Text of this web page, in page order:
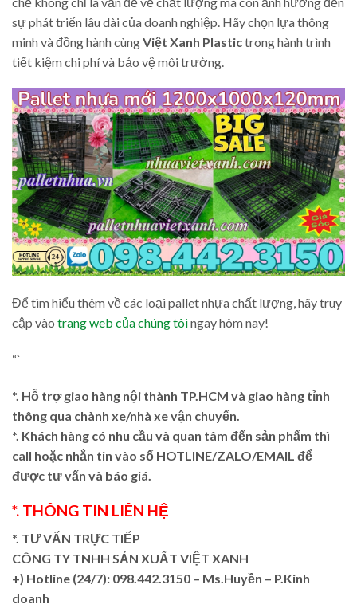
sự phát triển lâu dài của doanh nghiệp. Hãy chọn lựa thông
minh và đồng hành cùngViệt Xanh Plastictrong hành trình
tiết kiệm chi phí và bảo vệ môi trường.
Để tìm hiểu thêm về các loại pallet nhựa chất lượng, hãy truy
cập vào trang web của chúng tôingay hôm nay!
“`
*. Hỗ trợ giao hàng nội thành TP.HCM và giao hàng tỉnh
thông qua chành xe/nhà xe vận chuyển.
*. Khách hàng có nhu cầu và quan tâm đến sản phẩm thì
call hoặc nhắn tin vào số HOTLINE/ZALO/EMAIL để
được tư vấn và báo giá.
*. THÔNG TIN LIÊN HỆ
*. TƯ VẤN TRỰC TIẾP
CÔNG TY TNHH SẢN XUẤT VIỆT XANH
+) Hotline (24/7): 098.442.3150 – Ms.Huyền – P.Kinh
doanh